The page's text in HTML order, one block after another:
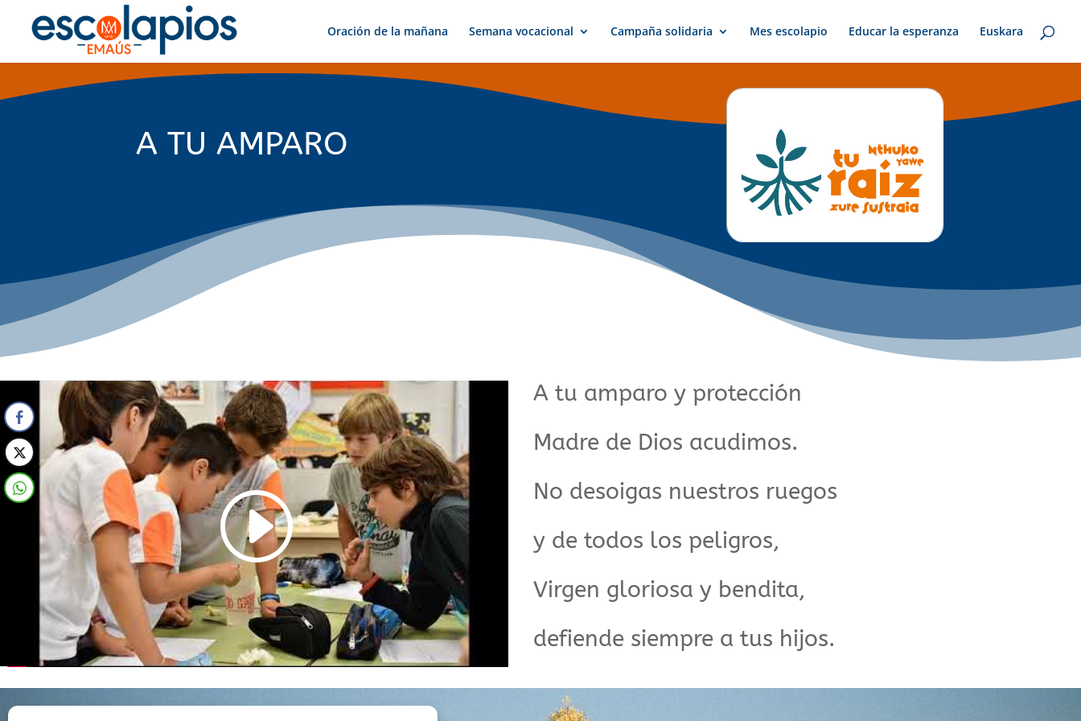
Oración de la mañana Semana vocacional Campaña solidaria Mes escolapio Educar la esperanza Euskara
A TU AMPARO
A tu amparo y protección
Madre de Dios acudimos.
No desoigas nuestros ruegos
y de todos los peligros,
Virgen gloriosa y bendita,
defiende siempre a tus hijos.